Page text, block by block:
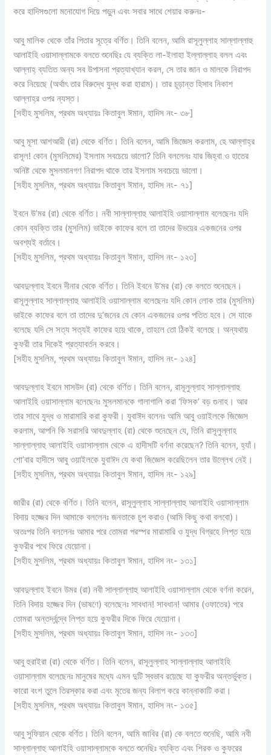
করে হাদিসগুলো মনোযোগ দিয়ে পড়ুন এবং সবার সাথে শেয়ার করুনঃ-
আবু মালিক থেকে তাঁর পিতার সূত্রে বর্ণিত। তিনি বলেন, আমি রাসূলুল্লাহ সাল্লাল্লাহু
আলাইহি ওয়াসাল্লামকে বলতে শুনেছিঃ যে ব্যক্তি লা-ইলাহা ইল্লাল্লাহ বলল এবং
আল্লাহ্‌ ব্যতিত অন্য সব উপাসনা প্রত্যাখ্যান করল, সে তার জান ও মালকে নিরাপদ
করে নিয়েছে (অর্থাৎ তার বিরুদ্ধে যুদ্ধ করা হারাম)। তার চূড়ান্ত হিসাব নিকাশ
আল্লাহ্‌র ওপর ন্যস্ত।
[সহীহ মুসলিম, প্রথম অধ্যায়ঃ কিতাবুল ঈমান, হাদিস নং- ৩৮]
আবু মূসা আশআরী (রা) থেকে বর্ণিত। তিনি বলেন, আমি জিজ্ঞেস করলাম, হে আল্লাহ্‌র
রাসূল! কোন (মুসলিমের) ইসলাম সবচেয়ে ভালো? তিনি বললেনঃ যার জিহ্বা ও হাতের
অনিষ্ট থেকে মুসলমানগণ নিরাপদ থাকে তার ইসলাম সবচেয়ে ভালো।
[সহীহ মুসলিম, প্রথম অধ্যায়ঃ কিতাবুল ঈমান, হাদিস নং- ৭১]
ইবনে উ’মর (রা) থেকে বর্ণিত। নবী সাল্লাল্লাহু আলাইহি ওয়াসাল্লাম বলেছেনঃ যদি
কোন ব্যক্তি তার (মুসলিম) ভাইকে কাফের বলে তা তাদের উভয়ের একজনের ওপর
অবশ্যই বর্তাবে।
[সহীহ মুসলিম, প্রথম অধ্যায়ঃ কিতাবুল ঈমান, হাদিস নং- ১২৩]
আবদুল্লাহ ইবনে দীনার থেকে বর্ণিত। তিনি ইবনে উ’মর (রা) কে বলতে শুনেছেন।
রাসূলুল্লাহ সাল্লাল্লাহু আলাইহি ওয়াসাল্লাম বলেছেনঃ যদি কোন লোক তার (মুসলিম)
ভাইকে কাফের বলে তা তাদের দু’জনের যে কোন একজনের ওপর পতিত হবে। সে যাকে
বলেছে যদি সে সত্য সত্যই কাফের হয়ে থাকে, তাহলে তো ঠিকই বলেছে। অন্যথায়
কুফরী তার দিকেই প্রত্যাবর্তন করবে।
[সহীহ মুসলিম, প্রথম অধ্যায়ঃ কিতাবুল ঈমান, হাদিস নং- ১২৪]
আবদুল্লাহ ইবনে মাসউদ (রা) থেকে বর্ণিত। তিনি বলেন, রাসূলুল্লাহ সাল্লাল্লাহু
আলাইহি ওয়াসাল্লাম বলেছেনঃ মুসলমানকে গালাগালি করা ‘ফিসক’ বড় গুনাহ। আর
তার সাথে যুদ্ধ ও মারামারি করা কুফরী। যুবাঈদ বলেনঃ আমি আবু ওয়াইলকে জিজ্ঞেস
করলাম, আপনি কি সরাসরি আবদুল্লাহ (রা) থেকে শুনেছেন যে, তিনি রাসূলুল্লাহ
সাল্লাল্লাহু আলাইহি ওয়াসাল্লাম থেকে এ হাদীসটি বর্ণনা করেছেন? তিনি বলেন, হ্যাঁ।
শো’বার হাদীসে আবু ওয়াইলকে যুবাঈদ যে কথা জিজ্ঞেস করেছিলেন তার উল্লেখ নেই।
[সহীহ মুসলিম, প্রথম অধ্যায়ঃ কিতাবুল ঈমান, হাদিস নং- ১২৯]
জারীর (রা) থেকে বর্ণিত। তিনি বলেন, রাসূলুল্লাহ সাল্লাল্লাহু আলাইহি ওয়াসাল্লাম
বিদায় হজ্জের দিন আমাকে বললেনঃ জনতাকে চুপ করাও (আমি কিছু কথা বলবো)।
অতঃপর তিনি বললেনঃ আমার পরে তোমরা পরস্পর মারামারি ও যুদ্ধ বিগ্রহে লিপ্ত হয়ে
কুফরীর পথে ফিরে যেয়োনা।
[সহীহ মুসলিম, প্রথম অধ্যায়ঃ কিতাবুল ঈমান, হাদিস নং- ১৩১]
আবদুল্লাহ ইবনে উমর (রা) নবী সাল্লাল্লাহু আলাইহি ওয়াসাল্লাম থেকে বর্ণনা করেন,
তিনি বিদায় হজ্জের দিন (ভাষণে) বলেছেনঃ সাবধান! সাবধান! আমার (ওফাতের) পরে
তোমরা অন্তর্দ্বন্দ্বে লিপ্ত হয়ে কুফরীর দিকে ফিরে যেয়োনা।
[সহীহ মুসলিম, প্রথম অধ্যায়ঃ কিতাবুল ঈমান, হাদিস নং- ১৩৩]
আবু হুরাইরা (রা) থেকে বর্ণিত। তিনি বলেন, রাসূলুল্লাহ সাল্লাল্লাহু আলাইহি
ওয়াসাল্লাম বলেছেনঃ মানুষের মধ্যে এমন দুটি স্বভাব রয়েছে যা কুফরীর অন্তর্ভুক্ত।
কারো বংশ তুলে তিরস্কার করা এবং মৃতের জন্য বিলাপ করে কান্নাকাটি করা।
[সহীহ মুসলিম, প্রথম অধ্যায়ঃ কিতাবুল ঈমান, হাদিস নং- ১৩৫]
আবু সুফিয়ান থেকে বর্ণিত। তিনি বলেন, আমি জাবির (রা) কে বলতে শুনেছি, আমি নবী
সাল্লাল্লাহু আলাইহি ওয়াসাল্লামকে বলতে শুনেছিঃ ব্যক্তি এবং শিরক ও কুফরের